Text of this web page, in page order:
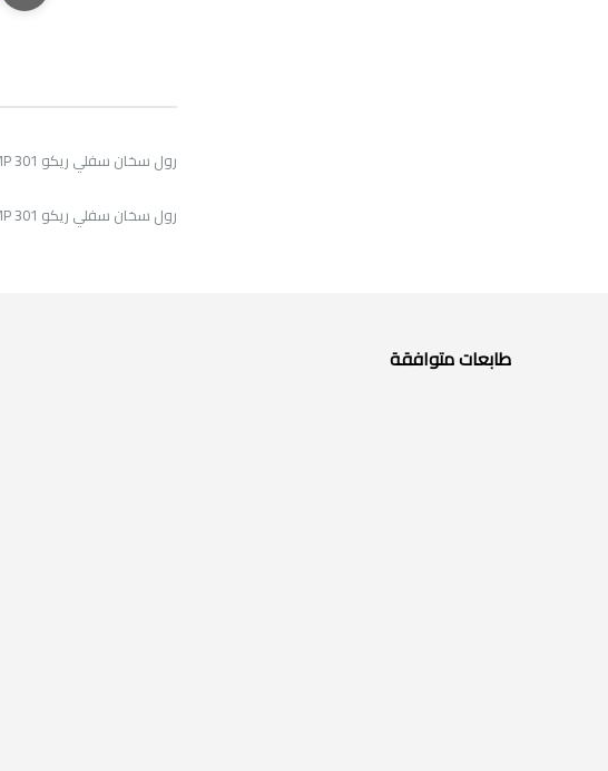
رول سخان سفلي ريكو MP 301 إستعمال الخارج
رول سخان سفلي ريكو MP 301 إستعمال الخارج
طابعات متوافقة